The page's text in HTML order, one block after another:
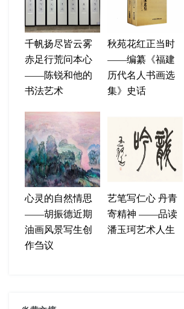
千帆扬尽皆云雾
赤足行荒问本心
——陈锐和他的
书法艺术
秋苑花红正当时
——编纂《福建
历代名人书画选
集》史话
心灵的自然情思
——胡振德近期
油画风景写生创
作刍议
艺笔写仁心 丹青
寄精神 ——品读
潘玉珂艺术人生